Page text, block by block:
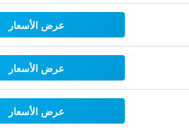
عرض الأسعار
عرض الأسعار
عرض الأسعار